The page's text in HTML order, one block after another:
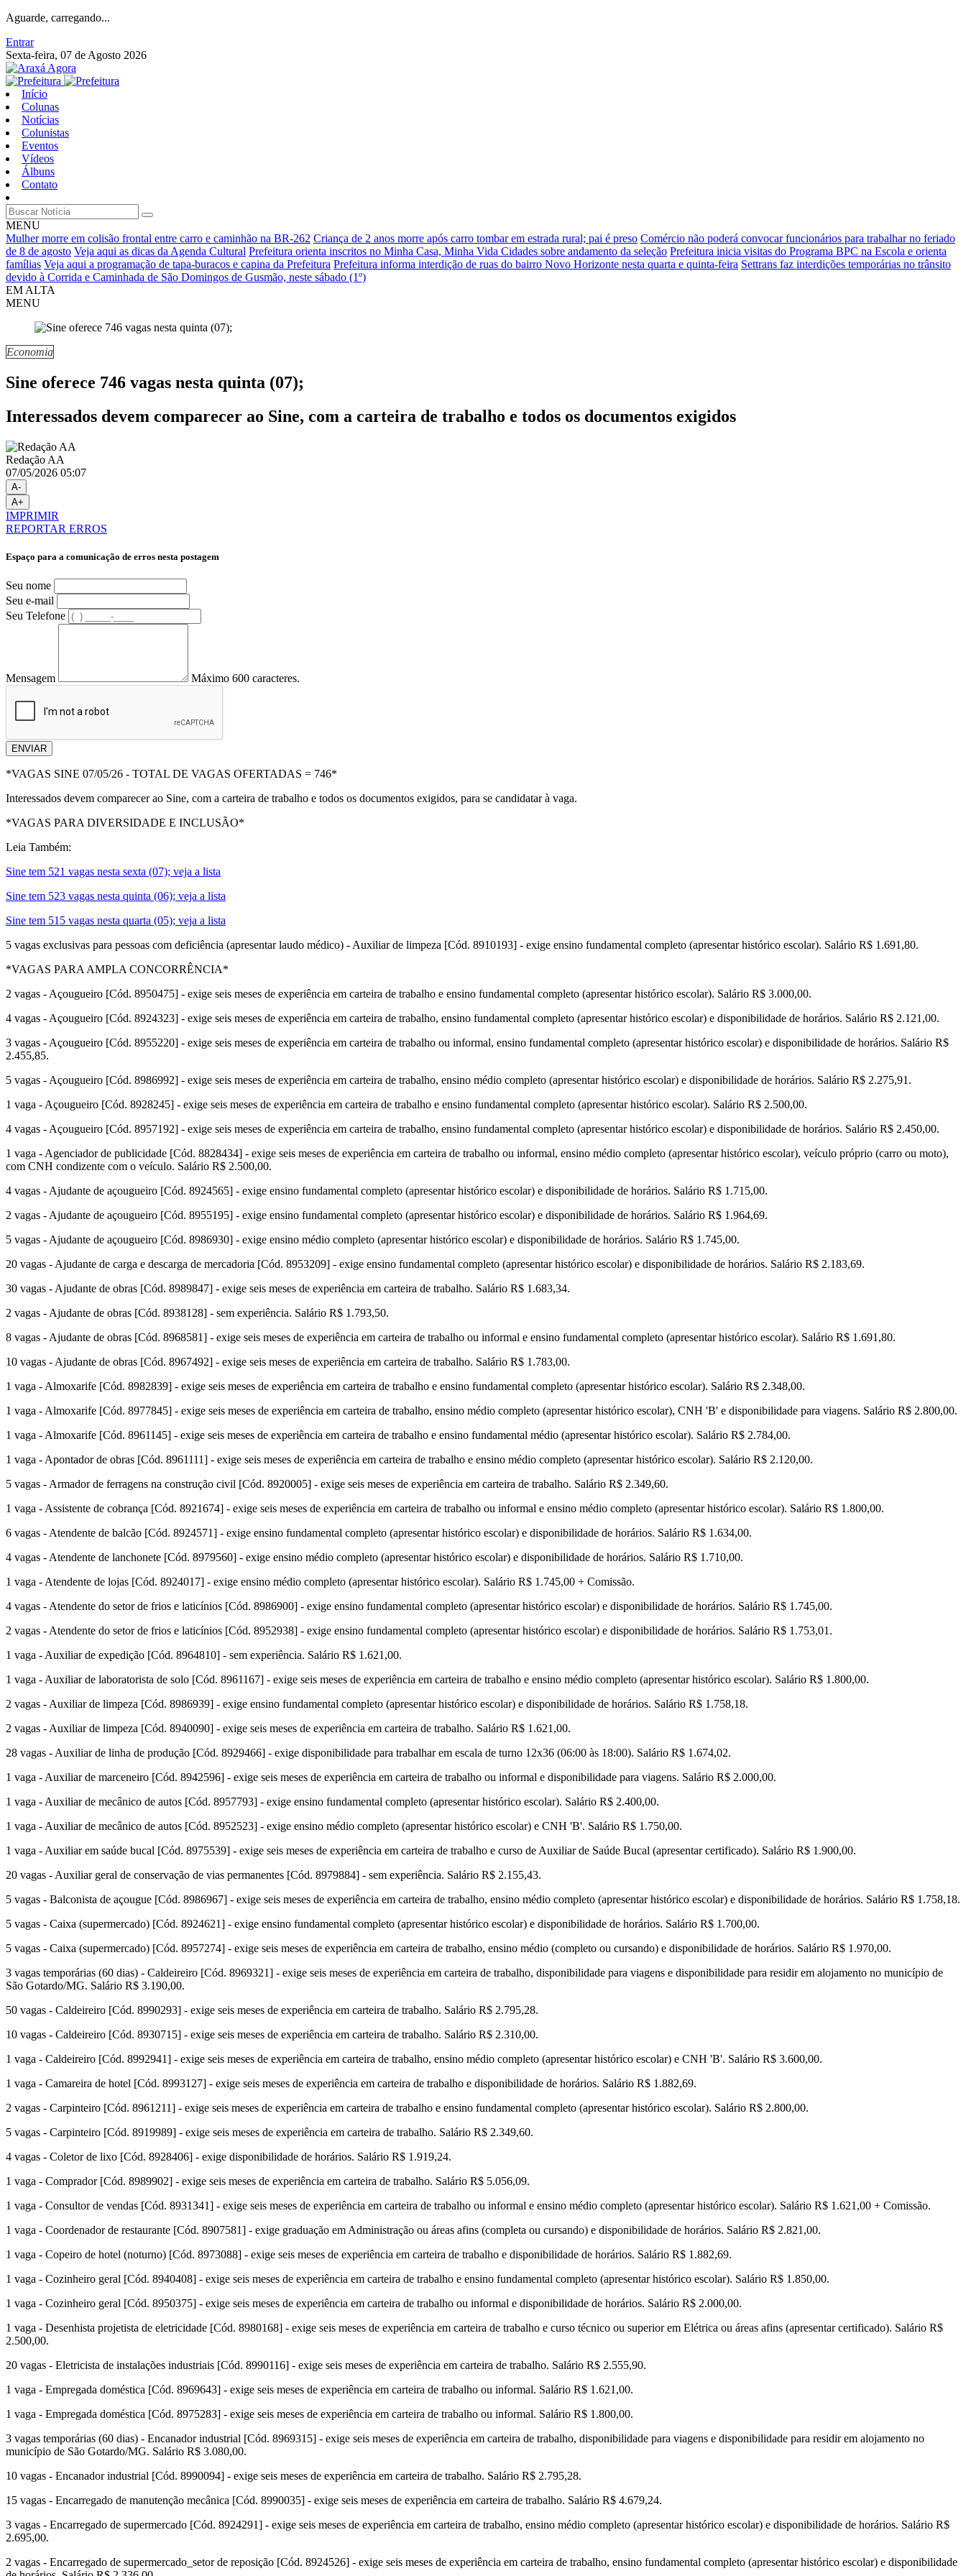
Aguarde, carregando...
Entrar
Sexta-feira, 07 de Agosto 2026
Início
Colunas
Notícias
Colunistas
Eventos
Vídeos
Álbuns
Contato
MENU
Mulher morre em colisão frontal entre carro e caminhão na BR-262 Criança de 2 anos morre após carro tombar em estrada rural; pai é preso Comércio não poderá convocar funcionários para trabalhar no feriado
de 8 de agosto Veja aqui as dicas da Agenda Cultural Prefeitura orienta inscritos no Minha Casa, Minha Vida Cidades sobre andamento da seleção Prefeitura inicia visitas do Programa BPC na Escola e orienta
famílias Veja aqui a programação de tapa-buracos e capina da Prefeitura Prefeitura informa interdição de ruas do bairro Novo Horizonte nesta quarta e quinta-feira Settrans faz interdições temporárias no trânsito
devido à Corrida e Caminhada de São Domingos de Gusmão, neste sábado (1º)
EM ALTA
MENU
Economia
Sine oferece 746 vagas nesta quinta (07);
Interessados devem comparecer ao Sine, com a carteira de trabalho e todos os documentos exigidos
Redação AA
07/05/2026 05:07
A-
A+
IMPRIMIR
REPORTAR ERROS
Espaço para a comunicação de erros nesta postagem
Seu nome
Seu e-mail
Seu Telefone
Mensagem Máximo 600 caracteres.
ENVIAR
*VAGAS SINE 07/05/26 - TOTAL DE VAGAS OFERTADAS = 746*
Interessados devem comparecer ao Sine, com a carteira de trabalho e todos os documentos exigidos, para se candidatar à vaga.
*VAGAS PARA DIVERSIDADE E INCLUSÃO*
Leia Também:
Sine tem 521 vagas nesta sexta (07); veja a lista
Sine tem 523 vagas nesta quinta (06); veja a lista
Sine tem 515 vagas nesta quarta (05); veja a lista
5 vagas exclusivas para pessoas com deficiência (apresentar laudo médico) - Auxiliar de limpeza [Cód. 8910193] - exige ensino fundamental completo (apresentar histórico escolar). Salário R$ 1.691,80.
*VAGAS PARA AMPLA CONCORRÊNCIA*
2 vagas - Açougueiro [Cód. 8950475] - exige seis meses de experiência em carteira de trabalho e ensino fundamental completo (apresentar histórico escolar). Salário R$ 3.000,00.
4 vagas - Açougueiro [Cód. 8924323] - exige seis meses de experiência em carteira de trabalho, ensino fundamental completo (apresentar histórico escolar) e disponibilidade de horários. Salário R$ 2.121,00.
3 vagas - Açougueiro [Cód. 8955220] - exige seis meses de experiência em carteira de trabalho ou informal, ensino fundamental completo (apresentar histórico escolar) e disponibilidade de horários. Salário R$
2.455,85.
5 vagas - Açougueiro [Cód. 8986992] - exige seis meses de experiência em carteira de trabalho, ensino médio completo (apresentar histórico escolar) e disponibilidade de horários. Salário R$ 2.275,91.
1 vaga - Açougueiro [Cód. 8928245] - exige seis meses de experiência em carteira de trabalho e ensino fundamental completo (apresentar histórico escolar). Salário R$ 2.500,00.
4 vagas - Açougueiro [Cód. 8957192] - exige seis meses de experiência em carteira de trabalho, ensino fundamental completo (apresentar histórico escolar) e disponibilidade de horários. Salário R$ 2.450,00.
1 vaga - Agenciador de publicidade [Cód. 8828434] - exige seis meses de experiência em carteira de trabalho ou informal, ensino médio completo (apresentar histórico escolar), veículo próprio (carro ou moto),
com CNH condizente com o veículo. Salário R$ 2.500,00.
4 vagas - Ajudante de açougueiro [Cód. 8924565] - exige ensino fundamental completo (apresentar histórico escolar) e disponibilidade de horários. Salário R$ 1.715,00.
2 vagas - Ajudante de açougueiro [Cód. 8955195] - exige ensino fundamental completo (apresentar histórico escolar) e disponibilidade de horários. Salário R$ 1.964,69.
5 vagas - Ajudante de açougueiro [Cód. 8986930] - exige ensino médio completo (apresentar histórico escolar) e disponibilidade de horários. Salário R$ 1.745,00.
20 vagas - Ajudante de carga e descarga de mercadoria [Cód. 8953209] - exige ensino fundamental completo (apresentar histórico escolar) e disponibilidade de horários. Salário R$ 2.183,69.
30 vagas - Ajudante de obras [Cód. 8989847] - exige seis meses de experiência em carteira de trabalho. Salário R$ 1.683,34.
2 vagas - Ajudante de obras [Cód. 8938128] - sem experiência. Salário R$ 1.793,50.
8 vagas - Ajudante de obras [Cód. 8968581] - exige seis meses de experiência em carteira de trabalho ou informal e ensino fundamental completo (apresentar histórico escolar). Salário R$ 1.691,80.
10 vagas - Ajudante de obras [Cód. 8967492] - exige seis meses de experiência em carteira de trabalho. Salário R$ 1.783,00.
1 vaga - Almoxarife [Cód. 8982839] - exige seis meses de experiência em carteira de trabalho e ensino fundamental completo (apresentar histórico escolar). Salário R$ 2.348,00.
1 vaga - Almoxarife [Cód. 8977845] - exige seis meses de experiência em carteira de trabalho, ensino médio completo (apresentar histórico escolar), CNH 'B' e disponibilidade para viagens. Salário R$ 2.800,00.
1 vaga - Almoxarife [Cód. 8961145] - exige seis meses de experiência em carteira de trabalho e ensino fundamental médio (apresentar histórico escolar). Salário R$ 2.784,00.
1 vaga - Apontador de obras [Cód. 8961111] - exige seis meses de experiência em carteira de trabalho e ensino médio completo (apresentar histórico escolar). Salário R$ 2.120,00.
5 vagas - Armador de ferragens na construção civil [Cód. 8920005] - exige seis meses de experiência em carteira de trabalho. Salário R$ 2.349,60.
1 vaga - Assistente de cobrança [Cód. 8921674] - exige seis meses de experiência em carteira de trabalho ou informal e ensino médio completo (apresentar histórico escolar). Salário R$ 1.800,00.
6 vagas - Atendente de balcão [Cód. 8924571] - exige ensino fundamental completo (apresentar histórico escolar) e disponibilidade de horários. Salário R$ 1.634,00.
4 vagas - Atendente de lanchonete [Cód. 8979560] - exige ensino médio completo (apresentar histórico escolar) e disponibilidade de horários. Salário R$ 1.710,00.
1 vaga - Atendente de lojas [Cód. 8924017] - exige ensino médio completo (apresentar histórico escolar). Salário R$ 1.745,00 + Comissão.
4 vagas - Atendente do setor de frios e laticínios [Cód. 8986900] - exige ensino fundamental completo (apresentar histórico escolar) e disponibilidade de horários. Salário R$ 1.745,00.
2 vagas - Atendente do setor de frios e laticínios [Cód. 8952938] - exige ensino fundamental completo (apresentar histórico escolar) e disponibilidade de horários. Salário R$ 1.753,01.
1 vaga - Auxiliar de expedição [Cód. 8964810] - sem experiência. Salário R$ 1.621,00.
1 vaga - Auxiliar de laboratorista de solo [Cód. 8961167] - exige seis meses de experiência em carteira de trabalho e ensino médio completo (apresentar histórico escolar). Salário R$ 1.800,00.
2 vagas - Auxiliar de limpeza [Cód. 8986939] - exige ensino fundamental completo (apresentar histórico escolar) e disponibilidade de horários. Salário R$ 1.758,18.
2 vagas - Auxiliar de limpeza [Cód. 8940090] - exige seis meses de experiência em carteira de trabalho. Salário R$ 1.621,00.
28 vagas - Auxiliar de linha de produção [Cód. 8929466] - exige disponibilidade para trabalhar em escala de turno 12x36 (06:00 às 18:00). Salário R$ 1.674,02.
1 vaga - Auxiliar de marceneiro [Cód. 8942596] - exige seis meses de experiência em carteira de trabalho ou informal e disponibilidade para viagens. Salário R$ 2.000,00.
1 vaga - Auxiliar de mecânico de autos [Cód. 8957793] - exige ensino fundamental completo (apresentar histórico escolar). Salário R$ 2.400,00.
1 vaga - Auxiliar de mecânico de autos [Cód. 8952523] - exige ensino médio completo (apresentar histórico escolar) e CNH 'B'. Salário R$ 1.750,00.
1 vaga - Auxiliar em saúde bucal [Cód. 8975539] - exige seis meses de experiência em carteira de trabalho e curso de Auxiliar de Saúde Bucal (apresentar certificado). Salário R$ 1.900,00.
20 vagas - Auxiliar geral de conservação de vias permanentes [Cód. 8979884] - sem experiência. Salário R$ 2.155,43.
5 vagas - Balconista de açougue [Cód. 8986967] - exige seis meses de experiência em carteira de trabalho, ensino médio completo (apresentar histórico escolar) e disponibilidade de horários. Salário R$ 1.758,18.
5 vagas - Caixa (supermercado) [Cód. 8924621] - exige ensino fundamental completo (apresentar histórico escolar) e disponibilidade de horários. Salário R$ 1.700,00.
5 vagas - Caixa (supermercado) [Cód. 8957274] - exige seis meses de experiência em carteira de trabalho, ensino médio (completo ou cursando) e disponibilidade de horários. Salário R$ 1.970,00.
3 vagas temporárias (60 dias) - Caldeireiro [Cód. 8969321] - exige seis meses de experiência em carteira de trabalho, disponibilidade para viagens e disponibilidade para residir em alojamento no município de
São Gotardo/MG. Salário R$ 3.190,00.
50 vagas - Caldeireiro [Cód. 8990293] - exige seis meses de experiência em carteira de trabalho. Salário R$ 2.795,28.
10 vagas - Caldeireiro [Cód. 8930715] - exige seis meses de experiência em carteira de trabalho. Salário R$ 2.310,00.
1 vaga - Caldeireiro [Cód. 8992941] - exige seis meses de experiência em carteira de trabalho, ensino médio completo (apresentar histórico escolar) e CNH 'B'. Salário R$ 3.600,00.
1 vaga - Camareira de hotel [Cód. 8993127] - exige seis meses de experiência em carteira de trabalho e disponibilidade de horários. Salário R$ 1.882,69.
2 vagas - Carpinteiro [Cód. 8961211] - exige seis meses de experiência em carteira de trabalho e ensino fundamental completo (apresentar histórico escolar). Salário R$ 2.800,00.
5 vagas - Carpinteiro [Cód. 8919989] - exige seis meses de experiência em carteira de trabalho. Salário R$ 2.349,60.
4 vagas - Coletor de lixo [Cód. 8928406] - exige disponibilidade de horários. Salário R$ 1.919,24.
1 vaga - Comprador [Cód. 8989902] - exige seis meses de experiência em carteira de trabalho. Salário R$ 5.056,09.
1 vaga - Consultor de vendas [Cód. 8931341] - exige seis meses de experiência em carteira de trabalho ou informal e ensino médio completo (apresentar histórico escolar). Salário R$ 1.621,00 + Comissão.
1 vaga - Coordenador de restaurante [Cód. 8907581] - exige graduação em Administração ou áreas afins (completa ou cursando) e disponibilidade de horários. Salário R$ 2.821,00.
1 vaga - Copeiro de hotel (noturno) [Cód. 8973088] - exige seis meses de experiência em carteira de trabalho e disponibilidade de horários. Salário R$ 1.882,69.
1 vaga - Cozinheiro geral [Cód. 8940408] - exige seis meses de experiência em carteira de trabalho e ensino fundamental completo (apresentar histórico escolar). Salário R$ 1.850,00.
1 vaga - Cozinheiro geral [Cód. 8950375] - exige seis meses de experiência em carteira de trabalho ou informal e disponibilidade de horários. Salário R$ 2.000,00.
1 vaga - Desenhista projetista de eletricidade [Cód. 8980168] - exige seis meses de experiência em carteira de trabalho e curso técnico ou superior em Elétrica ou áreas afins (apresentar certificado). Salário R$
2.500,00.
20 vagas - Eletricista de instalações industriais [Cód. 8990116] - exige seis meses de experiência em carteira de trabalho. Salário R$ 2.555,90.
1 vaga - Empregada doméstica [Cód. 8969643] - exige seis meses de experiência em carteira de trabalho ou informal. Salário R$ 1.621,00.
1 vaga - Empregada doméstica [Cód. 8975283] - exige seis meses de experiência em carteira de trabalho ou informal. Salário R$ 1.800,00.
3 vagas temporárias (60 dias) - Encanador industrial [Cód. 8969315] - exige seis meses de experiência em carteira de trabalho, disponibilidade para viagens e disponibilidade para residir em alojamento no
município de São Gotardo/MG. Salário R$ 3.080,00.
10 vagas - Encanador industrial [Cód. 8990094] - exige seis meses de experiência em carteira de trabalho. Salário R$ 2.795,28.
15 vagas - Encarregado de manutenção mecânica [Cód. 8990035] - exige seis meses de experiência em carteira de trabalho. Salário R$ 4.679,24.
3 vagas - Encarregado de supermercado [Cód. 8924291] - exige seis meses de experiência em carteira de trabalho, ensino médio completo (apresentar histórico escolar) e disponibilidade de horários. Salário R$
2.695,00.
2 vagas - Encarregado de supermercado_setor de reposição [Cód. 8924526] - exige seis meses de experiência em carteira de trabalho, ensino fundamental completo (apresentar histórico escolar) e disponibilidade